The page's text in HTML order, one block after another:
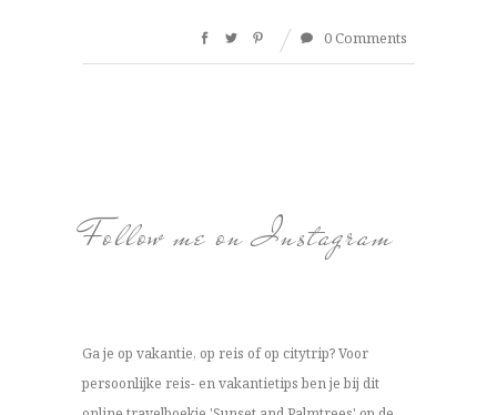
0 Comments
Follow me on Instagram
Ga je op vakantie, op reis of op citytrip? Voor
persoonlijke reis- en vakantietips ben je bij dit